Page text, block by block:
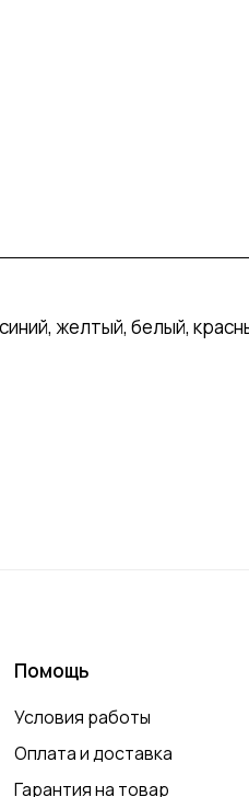
желтый, белый,
Помощь
Условия работы
Оплата и доставка
Гарантия на товар